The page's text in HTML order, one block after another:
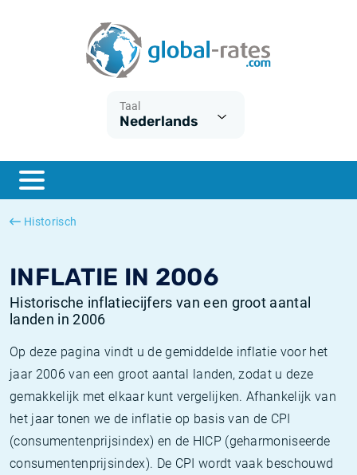
Taal
Nederlands
Historisch
INFLATIE IN 2006
Historische inflatiecijfers van een groot aantal
landen in 2006
Op deze pagina vindt u de gemiddelde inflatie voor het
jaar 2006 van een groot aantal landen, zodat u deze
gemakkelijk met elkaar kunt vergelijken. Afhankelijk van
het jaar tonen we de inflatie op basis van de CPI
(consumentenprijsindex) en de HICP (geharmoniseerde
consumentenprijsindex). De CPI wordt vaak beschouwd
ESTER
SONIA
Wat is CPI inflatie?
Wat is HICP inflatie?
Nederlandse inflatie - CPI
Amerikaanse inflatie - CPI
Euribor historie
SOFR historie
TONAR historie
Inflatiecalculator